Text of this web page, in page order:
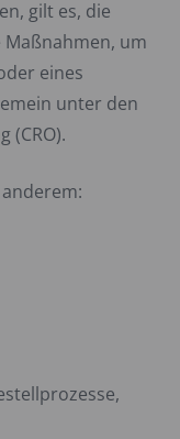
gilt es, die
um
eines
unter den
(CRO).